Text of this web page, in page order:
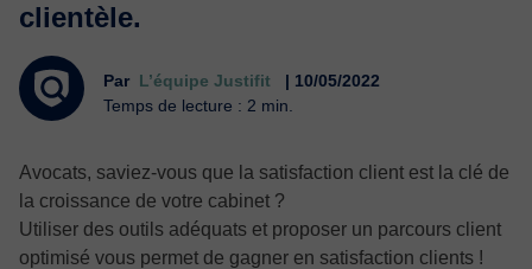
clientèle.
Par L’équipe Justifit
| 10/05/2022
Temps de lecture : 2 min.
Avocats, saviez-vous que la satisfaction client est la clé de
la croissance de votre cabinet ?
Utiliser des outils adéquats et proposer un parcours client
optimisé vous permet de gagner en satisfaction clients !